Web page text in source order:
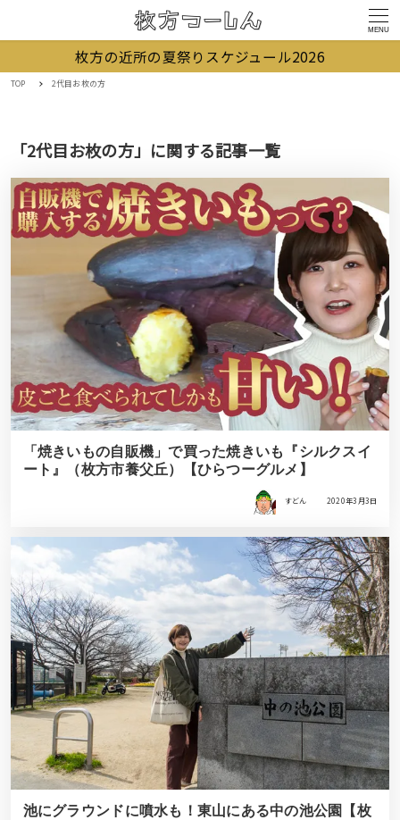
MENU
枚方の近所の夏祭りスケジュール2026
TOP 2代目お枚の方
「2代目お枚の方」に関する記事一覧
「焼きいもの自販機」で買った焼きいも『シルクスイ
ート』（枚方市養父丘）【ひらつーグルメ】
すどん 2020年3月3日
池にグラウンドに噴水も！東山にある中の池公園【枚